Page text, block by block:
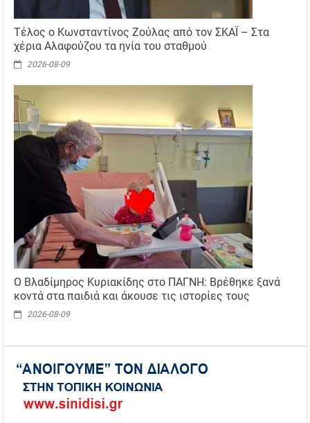
Τέλος ο Κωνσταντίνος Ζούλας από τον ΣΚΑΪ – Στα
χέρια Αλαφούζου τα ηνία του σταθμού
2026-08-09
Ο Βλαδίμηρος Κυριακίδης στο ΠΑΓΝΗ: Βρέθηκε ξανά
κοντά στα παιδιά και άκουσε τις ιστορίες τους
2026-08-09